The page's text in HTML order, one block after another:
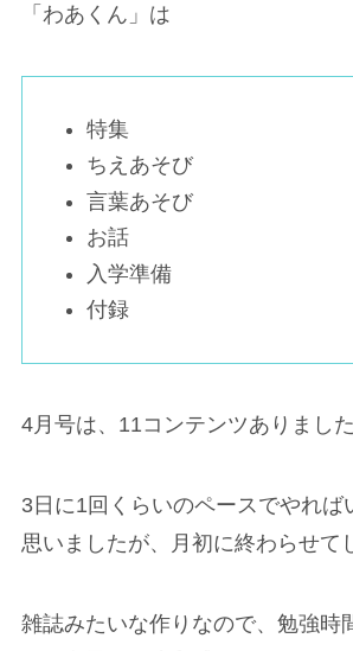
「わあくん」は
特集
ちえあそび
言葉あそび
お話
入学準備
付録
4月号は、11コンテンツありました
3日に1回くらいのペースでやれば
思いましたが、月初に終わらせて
雑誌みたいな作りなので、勉強時